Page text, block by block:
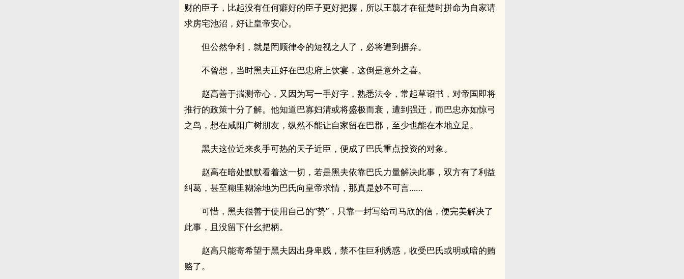
财的臣子，比起没有任何癖好的臣子更好把握，所以王翦才在征楚时拼命为自家请
求房宅池沼，好让皇帝安心。
但公然争利，就是罔顾律令的短视之人了，必将遭到摒弃。
不曾想，当时黑夫正好在巴忠府上饮宴，这倒是意外之喜。
赵高善于揣测帝心，又因为写一手好字，熟悉法令，常起草诏书，对帝国即将
推行的政策十分了解。他知道巴寡妇清或将盛极而衰，遭到强迁，而巴忠亦如惊弓
之鸟，想在咸阳广树朋友，纵然不能让自家留在巴郡，至少也能在本地立足。
黑夫这位近来炙手可热的天子近臣，便成了巴氏重点投资的对象。
赵高在暗处默默看着这一切，若是黑夫依靠巴氏力量解决此事，双方有了利益
纠葛，甚至糊里糊涂地为巴氏向皇帝求情，那真是妙不可言……
可惜，黑夫很善于使用自己的“势”，只靠一封写给司马欣的信，便完美解决了
此事，且没留下什幺把柄。
赵高只能寄希望于黑夫因出身卑贱，禁不住巨利诱惑，收受巴氏或明或暗的贿
赂了。